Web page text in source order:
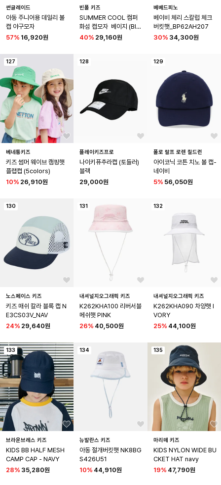
썬글레이드
아동 주니어용 데일리 볼
캡 야구모자
57% 16,920원
빈폴 키즈
SUMMER COOL 캠퍼
화섬 캡모자  베이지 (BI6
58BU01A)
40% 29,160원
베베드피노
베이비 체리 스칼럽 체크
버킷햇_BP62AH207
30% 34,300원
127
베네통키즈
키즈 썸머 웨이브 캠핑햇
플랩캡 (5colors)
10% 26,910원
128
플레이키즈프로
나이키퓨추라캡 (토들러)
블랙
29,000원
129
폴로 랄프 로렌 칠드런
아이코닉 코튼 치노 볼 캡-
네이비
5% 56,050원
130
노스페이스 키즈
키즈 매쉬 칼라 블록 캡 N
E3CS03V_NAV
24% 29,640원
131
내셔널지오그래픽 키즈
K262KHA100 리버서블
메쉬햇 PINK
26% 40,500원
132
내셔널지오그래픽 키즈
K262KHA090 차양햇 I
VORY
25% 44,100원
133
브라운브레스 키즈
KIDS BB HALF MESH
CAMP CAP - NAVY
28% 35,280원
134
뉴발란스 키즈
아동 절개버킷햇 NK8BG
S426U51
10% 44,910원
135
마리떼 키즈
KIDS NYLON WIDE BU
CKET HAT navy
19% 47,790원